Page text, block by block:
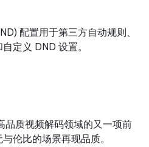
配置用于第三方自动规则、
定义 DND 设置。
品质视频解码领域的又一项前
伦比的场景再现品质。